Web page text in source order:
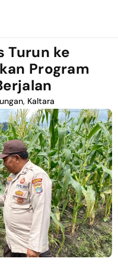
Turun ke
Program
, Kaltara